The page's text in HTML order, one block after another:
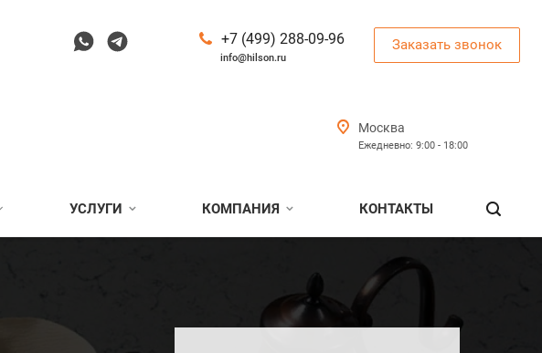
+7 (499) 288-09-96
info@hilson.ru
Заказать звонок
Москва
Ежедневно: 9:00 - 18:00
УСЛУГИ КОМПАНИЯ КОНТАКТЫ